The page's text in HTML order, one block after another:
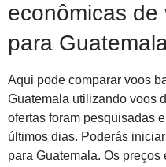
econômicas
para
Aqui pode comparar voos
Guatemala utilizando voos
ofertas foram pesquisadas
últimos dias. Poderás
para Guatemala. Os